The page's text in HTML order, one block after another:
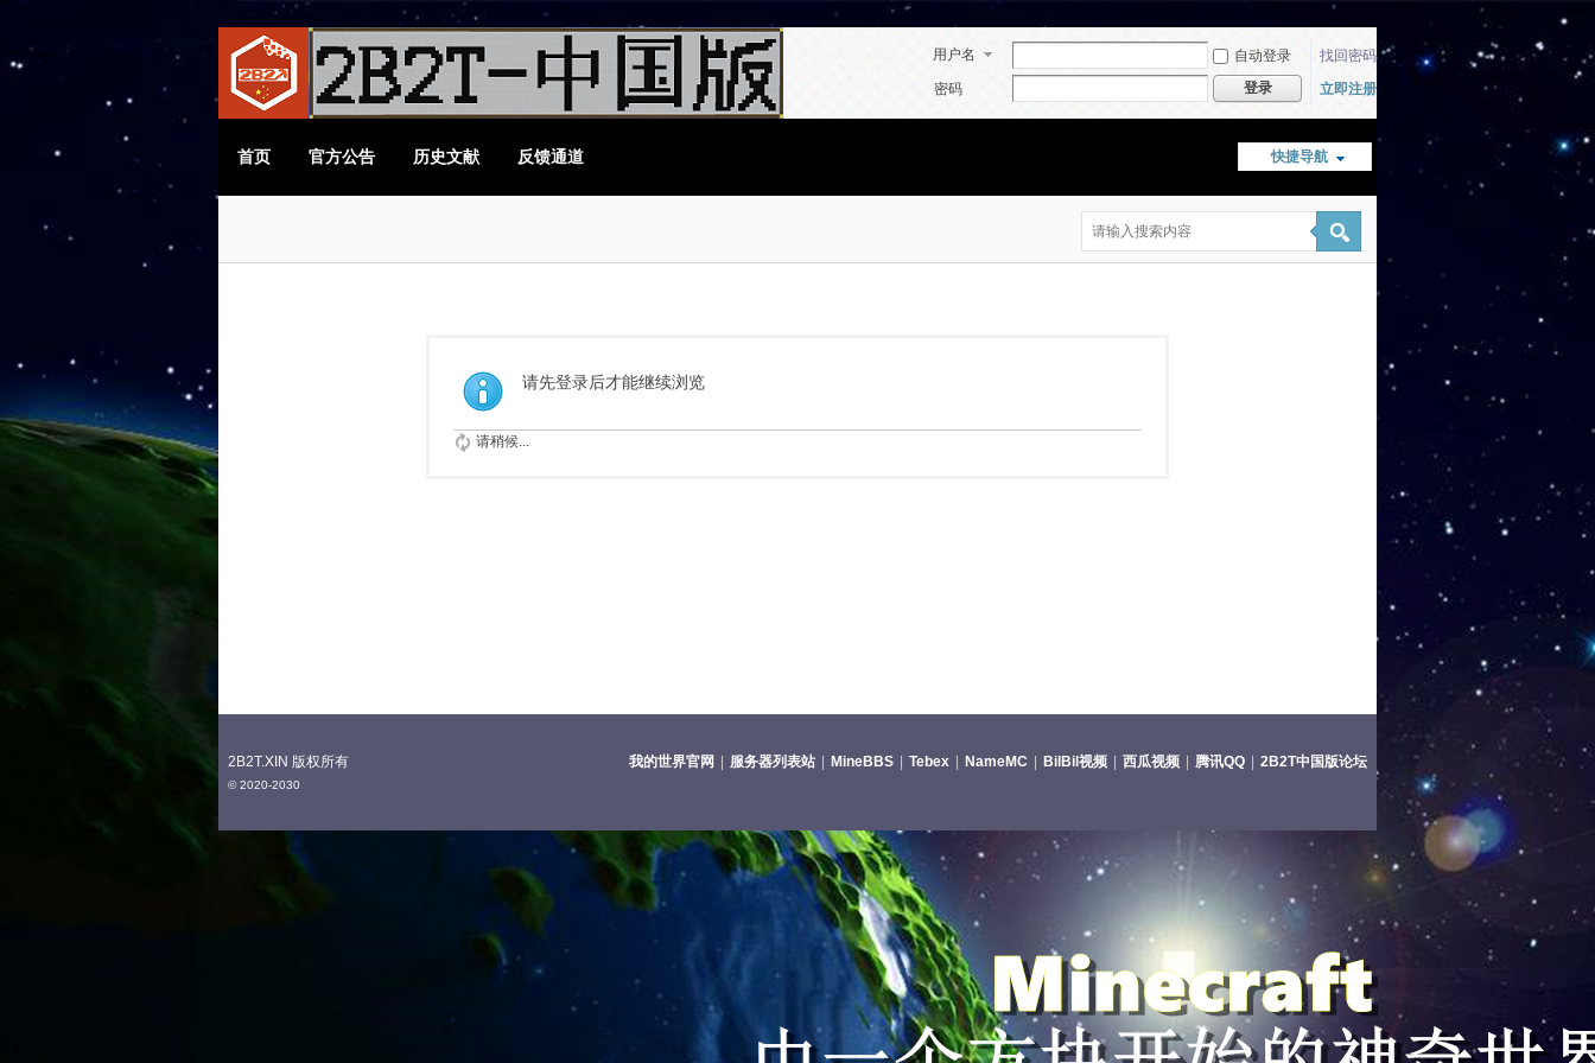
用户名 自动登录
找回密码
密码
登录 立即注册
快捷导航
首页 官方公告 历史文献 反馈通道
请先登录后才能继续浏览
请稍候...
我的世界官网 服务器列表站 MineBBS Tebex NameMC BilBil视频 西瓜视频 腾讯QQ 2B2T中国版论坛
2B2T.XIN 版权所有
© 2020-2030